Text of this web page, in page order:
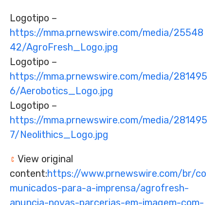
Logotipo –
https://mma.prnewswire.com/media/25548
42/AgroFresh_Logo.jpg
Logotipo –
https://mma.prnewswire.com/media/281495
6/Aerobotics_Logo.jpg
Logotipo –
https://mma.prnewswire.com/media/281495
7/Neolithics_Logo.jpg
View original
content:https://www.prnewswire.com/br/co
municados-para-a-imprensa/agrofresh-
anuncia-novas-parcerias-em-imagem-com-